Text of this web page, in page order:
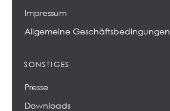
Impressum
Allgemeine Geschäftsbedingungen
SONSTIGES
Presse
Downloads